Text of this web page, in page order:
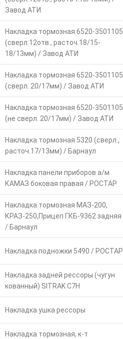
Завод АТИ
Накладка тормозная 6520-3501105
(сверл.12отв., расточ.18/15-
18/13мм) / Завод АТИ
Накладка тормозная 6520-3501105
(сверл. 20/17мм) / Завод АТИ
Накладка тормозная 6520-3501105
(не сверл. 20/17мм) / Завод АТИ
Накладка тормозная 5320 (сверл.,
расточ.17/13мм) / Барнаул
Накладка панели приборов а/м
КАМАЗ боковая правая / РОСТАР
Накладка тормозная МАЗ-200,
КРАЗ-250,Прицеп ГКБ-9362 задняя
/ Барнаул
Накладка подножки 5490 / РОСТАР
Накладка задней рессоры (чугун
кованный) SITRAK C7H
Накладка ушка рессоры
Накладка тормозная, к-т